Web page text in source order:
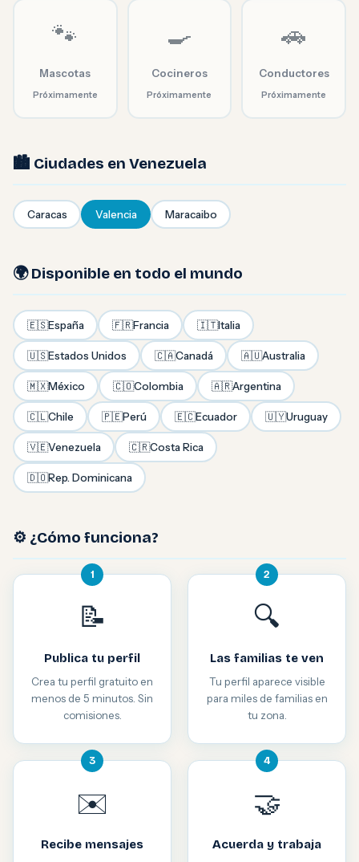
🐾
Mascotas
Próximamente
🍳
Cocineros
Próximamente
🚗
Conductores
Próximamente
🏙️ Ciudades en Venezuela
Caracas Valencia Maracaibo
🌍 Disponible en todo el mundo
🇪🇸España 🇫🇷Francia 🇮🇹Italia
🇺🇸Estados Unidos 🇨🇦Canadá 🇦🇺Australia
🇲🇽México 🇨🇴Colombia 🇦🇷Argentina
🇨🇱Chile 🇵🇪Perú 🇪🇨Ecuador 🇺🇾Uruguay
🇻🇪Venezuela 🇨🇷Costa Rica
🇩🇴Rep. Dominicana
⚙️ ¿Cómo funciona?
1
📝
Publica tu perfil
Crea tu perfil gratuito en
menos de 5 minutos. Sin
comisiones.
2
🔍
Las familias te ven
Tu perfil aparece visible
para miles de familias en
tu zona.
3
✉️
Recibe mensajes
4
🤝
Acuerda y trabaja